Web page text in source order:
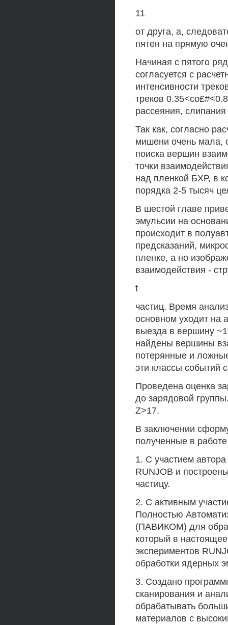
11
от друга, а,
пятен на прямую
Начиная с пятого
согласуется с
интенсивности
треков
рассеяния, слипания
Так как, согласно
мишени очень мала,
поиска вершин
точки
над пленкой БХР, в
порядка 2-5 тысяч
В шестой главе
эмульсии на
происходит в
предсказаний,
пленке, а но
взаимодействия -
t
частиц. Время
основном уходит на
выезда в вершину
найдены вершины
потерянные и
эти классы событий
Проведена оценка
до зарядовой
Z>17.
В заключении
полученные в
1. С участием
RUNJOB и
частицу.
2. С активным
Полностью
(ПАВИКОМ) для
который в
экспериментов
обработки ядерных
3. Создано
сканирования и
обрабатывать
материалов с